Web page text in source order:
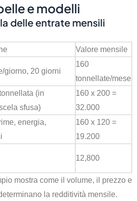
e modelli
delle entrate mensili
Valore mensile
giorno, 20 giorni
160
tonnellate/mese
(in
sfusa)
160 x 200 =
32.000
energia,
160 x 120 =
19.200
12,800
mostra come il volume, il prezzo e
la redditività mensile.